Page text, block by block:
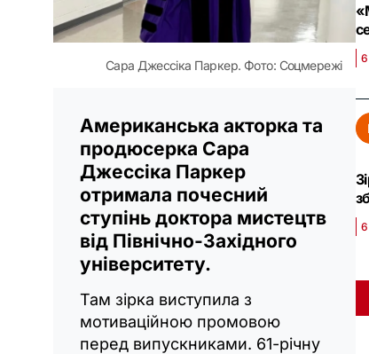
Сара Джессіка Паркер. Фото: Соцмережі
Американська акторка та
продюсерка Сара
Джессіка Паркер
отримала почесний
ступінь доктора мистецтв
від Північно-Західного
університету.
Там зірка виступила з
мотиваційною промовою
перед випускниками. 61-річну
6
6